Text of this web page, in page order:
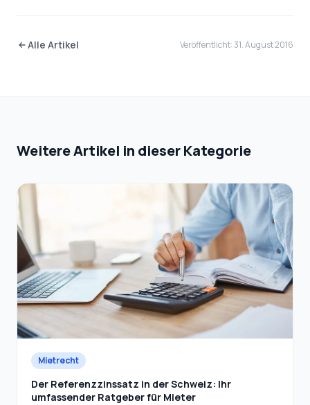
Alle Artikel Veröffentlicht: 31. August 2016
Weitere Artikel in dieser Kategorie
Mietrecht
Der Referenzzinssatz in der Schweiz: Ihr
umfassender Ratgeber für Mieter